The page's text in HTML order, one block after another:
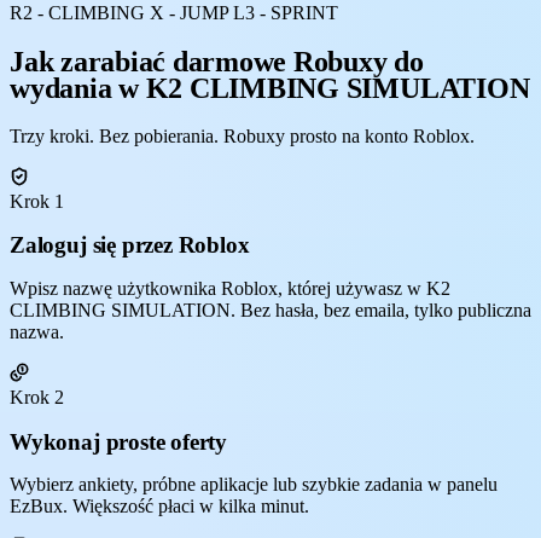
R2 - CLIMBING X - JUMP L3 - SPRINT
Jak zarabiać darmowe Robuxy do
wydania w K2 CLIMBING SIMULATION
Trzy kroki. Bez pobierania. Robuxy prosto na konto Roblox.
Krok 1
Zaloguj się przez Roblox
Wpisz nazwę użytkownika Roblox, której używasz w K2
CLIMBING SIMULATION. Bez hasła, bez emaila, tylko publiczna
nazwa.
Krok 2
Wykonaj proste oferty
Wybierz ankiety, próbne aplikacje lub szybkie zadania w panelu
EzBux. Większość płaci w kilka minut.